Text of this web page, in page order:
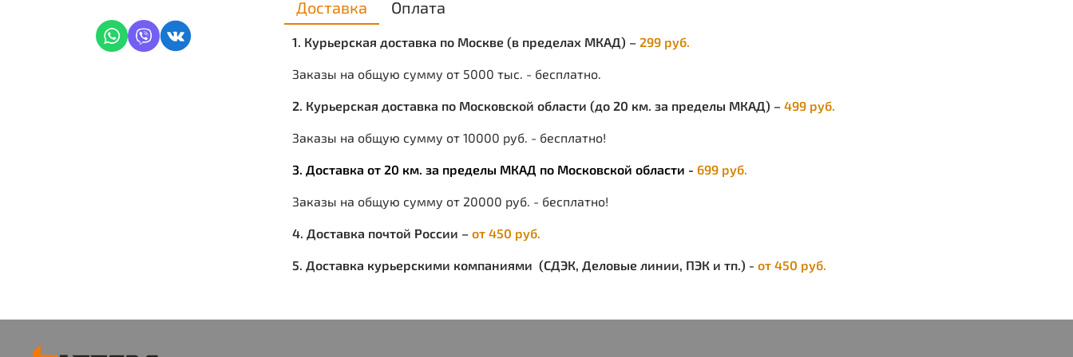
униформу. Разнообразие расцветок и
домохозяйке. Наша спецодежда идеально подойдет
Рекомендуется стирка при 30-40С с вещами
Доставка Оплата
1. Курьерская доставка по Москве (в пределах МКАД) – 299 руб.
Заказы на общую сумму от 5000 тыс. - бесплатно.
2. Курьерская доставка по Московской области (до 20 км. за пределы МКАД) – 499 руб.
Заказы на общую сумму от 10000 руб. - бесплатно!
3. Доставка от 20 км. за пределы МКАД по Московской области - 699 руб.
Заказы на общую сумму от 20000 руб. - бесплатно!
4. Доставка почтой России – от 450 руб.
5. Доставка курьерскими компаниями (СДЭК, Деловые линии, ПЭК и тп.) - от 450 руб.